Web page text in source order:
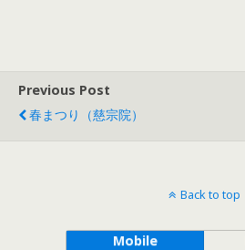
Previous Post
春まつり（慈宗院）
Back to top
Mobile